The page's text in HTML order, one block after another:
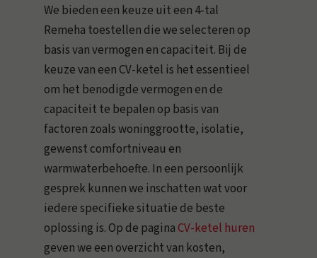
We bieden een keuze uit een 4-tal
Remeha toestellen die we selecteren op
basis van vermogen en capaciteit. Bij de
keuze van een CV-ketel is het essentieel
om het benodigde vermogen en de
capaciteit te bepalen op basis van
factoren zoals woninggrootte, isolatie,
gewenst comfortniveau en
warmwaterbehoefte. In een persoonlijk
gesprek kunnen we inschatten wat voor
iedere specifieke situatie de beste
oplossing is. Op de paginaCV-ketel huren
geven we een overzicht van kosten,